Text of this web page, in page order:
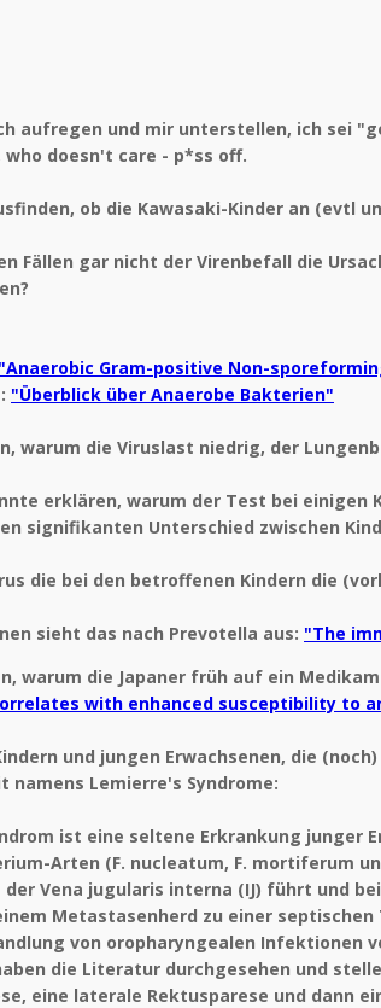
aufregen und mir unterstellen, ich sei
who doesn't care - p*ss off.
ob die Kawasaki-Kinder an (evtl
Fällen gar nicht der Virenbefall die
"Anaerobic Gram-positive Non-
"Überblick über Anaerobe Bakterien"
warum die Viruslast niedrig, der
erklären, warum der Test bei
signifikanten Unterschied zwischen
die bei den betroffenen Kindern die
sieht das nach Prevotella aus: "The
warum die Japaner früh auf ein
with enhanced susceptibility to
und jungen Erwachsenen, die
namens Lemierre's Syndrome:
ist eine seltene Erkrankung junger
Arten (F. nucleatum, F. mortiferum
der Vena jugularis interna (IJ) führt und
Metastasenherd zu einer septischen
von oropharyngealen
die Literatur durchgesehen und
eine laterale Rektusparese und dann